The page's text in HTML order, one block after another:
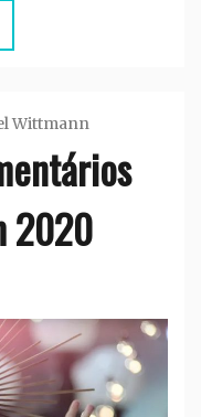
Wittmann
2020